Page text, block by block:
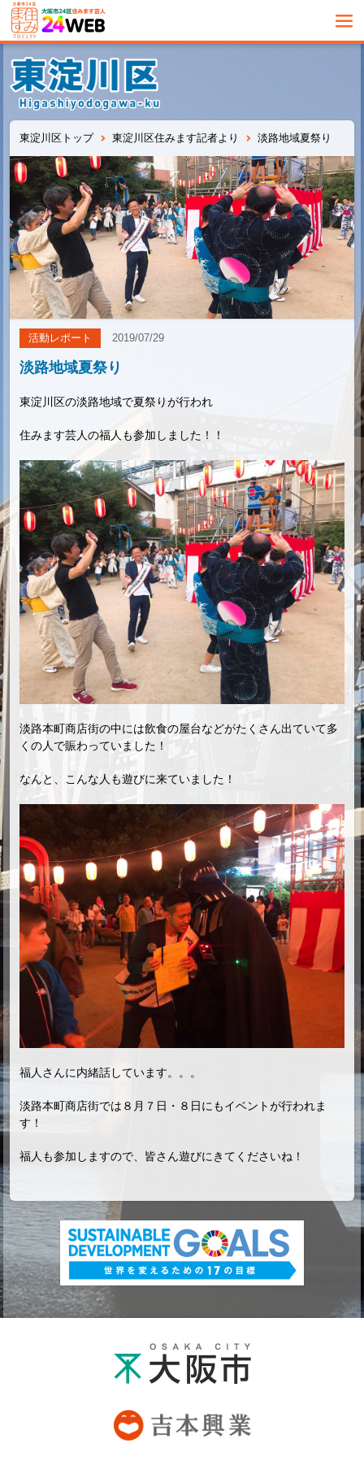
東淀川区トップ 東淀川区住みます記者より 淡路地域夏祭り
活動レポート 2019/07/29
淡路地域夏祭り
東淀川区の淡路地域で夏祭りが行われ
住みます芸人の福人も参加しました！！
淡路本町商店街の中には飲食の屋台などがたくさん出ていて多
くの人で賑わっていました！
なんと、こんな人も遊びに来ていました！
福人さんに内緒話しています。。。
淡路本町商店街では８月７日・８日にもイベントが行われま
す！
福人も参加しますので、皆さん遊びにきてくださいね！